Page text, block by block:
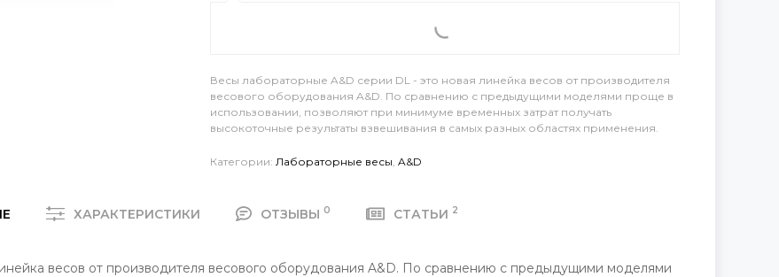
Весы лабораторные A&D серии DL - это новая линейка весов от производителя
весового оборудования A&D. По сравнению с предыдущими моделями проще в
использовании, позволяют при минимуме временных затрат получать
высокоточные результаты взвешивания в самых разных областях применения.
Категории: Лабораторные весы A&D
ХАРАКТЕРИСТИКИ ОТЗЫВЫ 0 СТАТЬИ 2
весов от производителя весового оборудования A&D. По сравнению с предыдущими моделями